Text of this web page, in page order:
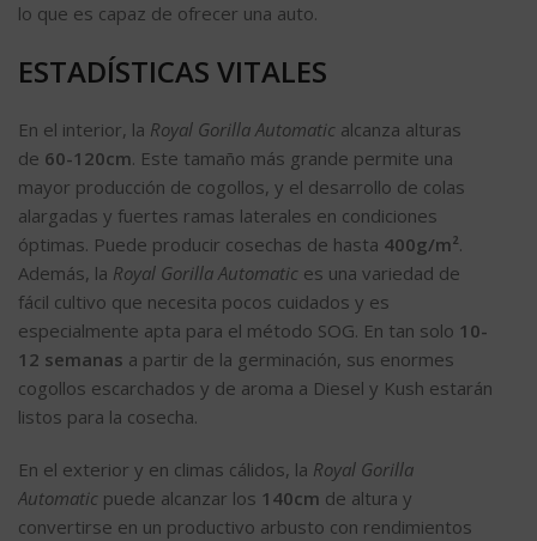
lo que es capaz de ofrecer una auto.
ESTADÍSTICAS VITALES
En el interior, la Royal Gorilla Automatic alcanza alturas
de 60-120cm. Este tamaño más grande permite una
mayor producción de cogollos, y el desarrollo de colas
alargadas y fuertes ramas laterales en condiciones
óptimas. Puede producir cosechas de hasta 400g/m².
Además, la Royal Gorilla Automatic es una variedad de
fácil cultivo que necesita pocos cuidados y es
especialmente apta para el método SOG. En tan solo 10-
12 semanas a partir de la germinación, sus enormes
cogollos escarchados y de aroma a Diesel y Kush estarán
listos para la cosecha.
En el exterior y en climas cálidos, la Royal Gorilla
Automatic puede alcanzar los 140cm de altura y
convertirse en un productivo arbusto con rendimientos